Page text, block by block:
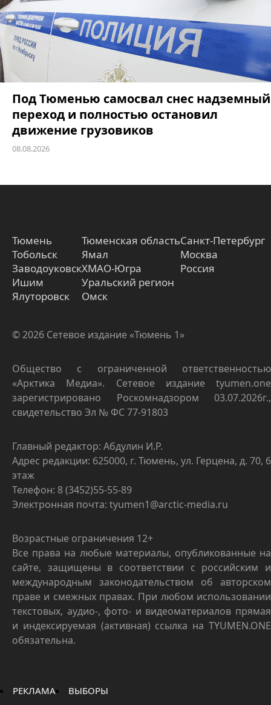
Под Тюменью самосвал снес надземный
переход и полностью остановил
движение грузовиков
08.08.2026
Тюмень
Тобольск
Заводоуковск
Ишим
Ялуторовск
Тюменская область
Ямал
ХМАО-Югра
Уральский регион
Омск
Санкт-Петербург
Москва
Россия
© 2026 Сетевое издание «Тюмень 1»
Общество с ограниченной ответственностью
«Арктика Медиа». Сетевое издание tyumen.one
зарегистрировано Роскомнадзором 03.07.2026г.,
свидетельство Эл № ФС 77-91803
Главный редактор: Абдулин И.Р.
Адрес редакции: 625000, г. Тюмень, ул. Герцена, д. 70, 6
этаж
Телефон: 8 (3452)55-55-89
Электронная почта: tyumen1@arctic-media.ru
Возрастные ограничения 12+
Все права на любые материалы, опубликованные на
сайте, защищены в соответствии с российским и
международным законодательством об авторском
праве и смежных правах. При любом использовании
текстовых, аудио-, фото- и видеоматериалов прямая
и индексируемая (активная) ссылка на TYUMEN.ONE
обязательна.
РЕКЛАМА ВЫБОРЫ